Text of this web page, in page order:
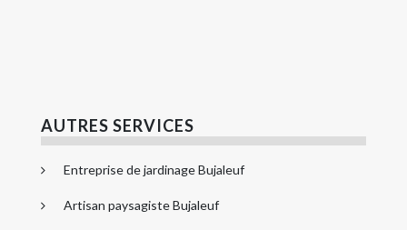
AUTRES SERVICES
Entreprise de jardinage Bujaleuf
Artisan paysagiste Bujaleuf